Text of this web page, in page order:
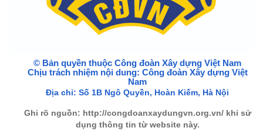
© Bản quyền thuộc Công đoàn Xây dựng Việt Nam
Chịu trách nhiệm nội dung: Công đoàn Xây dựng Việt
Nam
Địa chỉ: Số 1B Ngô Quyền, Hoàn Kiếm, Hà Nội
Ghi rõ nguồn: http://congdoanxaydungvn.org.vn/ khi sử
dụng thông tin từ website này.